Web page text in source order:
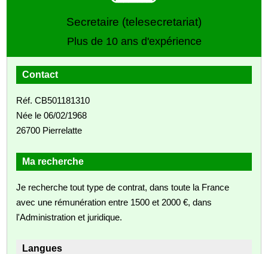
Secretaire (telesecretariat)
Plus de 10 ans d'expérience
Contact
Réf. CB501181310
Née le 06/02/1968
26700 Pierrelatte
Ma recherche
Je recherche tout type de contrat, dans toute la France
avec une rémunération entre 1500 et 2000 €, dans
l'Administration et juridique.
Langues